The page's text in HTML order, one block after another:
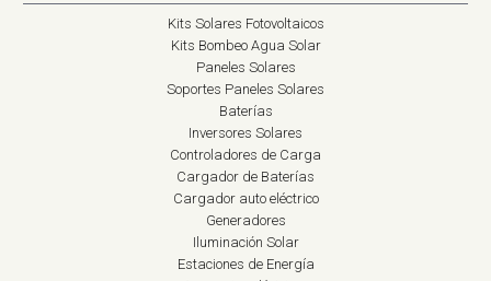
Kits Solares Fotovoltaicos
Kits Bombeo Agua Solar
Paneles Solares
Soportes Paneles Solares
Baterías
Inversores Solares
Controladores de Carga
Cargador de Baterías
Cargador auto eléctrico
Generadores
Iluminación Solar
Estaciones de Energía